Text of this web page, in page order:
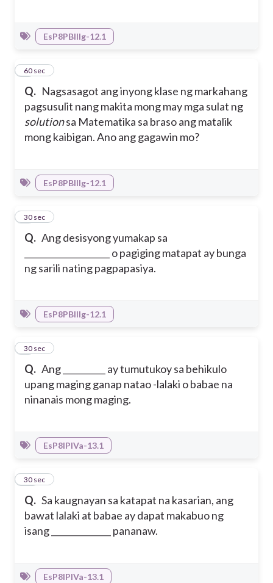
EsP8PBIIIg-12.1
Q. Nagsasagot ang inyong klase ng markahang
pagsusulit nang makita mong may mga sulat ng
solutionsa Matematika sa braso ang matalik
mong kaibigan. Ano ang gagawin mo?
760 sec
EsP8PBIIIg-12.1
Q. Ang desisyong yumakap sa
____________________ o pagiging matapat ay bunga
ng sarili nating pagpapasiya.
8
30 sec
EsP8PBIIIg-12.1
Q. Ang __________ ay tumutukoy sa behikulo
upang maging ganap natao -lalaki o babae na
ninanais mong maging.
9
30 sec
EsP8IPIVa-13.1
Q. Sa kaugnayan sa katapat na kasarian, ang
bawat lalaki at babae ay dapat makabuo ng
isang ______________ pananaw.
10
30 sec
EsP8IPIVa-13.1